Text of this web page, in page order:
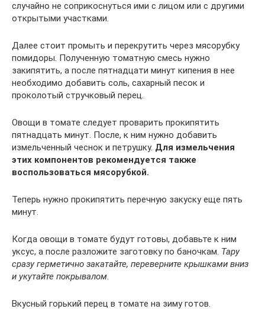
случайно не соприкоснуться ими с лицом или с другими
открытыми участками.
Далее стоит промыть и перекрутить через мясорубку
помидоры. Полученную томатную смесь нужно
закипятить, а после пятнадцати минут кипения в нее
необходимо добавить соль, сахарный песок и
проколотый стручковый перец.
Овощи в томате следует проварить прокипятить
пятнадцать минут. После, к ним нужно добавить
измельченный чеснок и петрушку. Для измельчения
этих компонентов рекомендуется также
воспользоваться мясорубкой.
Теперь нужно прокипятить перечную закуску еще пять
минут.
Когда овощи в томате будут готовы, добавьте к ним
уксус, а после разложите заготовку по баночкам. Тару
сразу герметично закатайте, переверните крышками вниз
и укутайте покрывалом.
Вкусный горький перец в томате на зиму готов.